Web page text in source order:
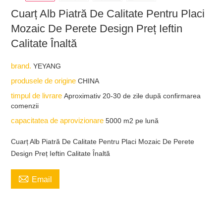
Cuarț Alb Piatră De Calitate Pentru Placi
Mozaic De Perete Design Preț Ieftin
Calitate Înaltă
brand.YEYANG
produsele de origineCHINA
timpul de livrareAproximativ 20-30 de zile după confirmarea
comenzii
capacitatea de aprovizionare5000 m2 pe lună
Cuarț Alb Piatră De Calitate Pentru Placi Mozaic De Perete
Design Preț Ieftin Calitate Înaltă
 Email